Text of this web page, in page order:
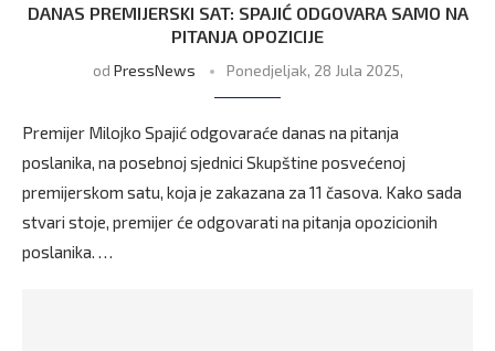
DANAS PREMIJERSKI SAT: SPAJIĆ ODGOVARA SAMO NA
PITANJA OPOZICIJE
od PressNews Ponedjeljak, 28 Jula 2025,
Premijer Milojko Spajić odgovaraće danas na pitanja
poslanika, na posebnoj sjednici Skupštine posvećenoj
premijerskom satu, koja je zakazana za 11 časova. Kako sada
stvari stoje, premijer će odgovarati na pitanja opozicionih
poslanika. …